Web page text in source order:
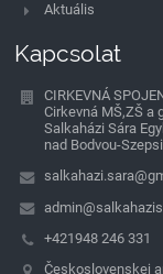
Aktuális
Kapcsolat
CIRKEVNÁ
Cirkevná MŠ,ZŠ a
Salkaházi Sára
nad Bodvou-Szepsi
+421948 246 331
Československej